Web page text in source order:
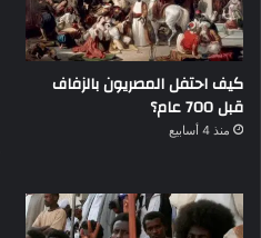
كيف احتفل المصريون بالزفاف
قبل 700 عام؟
منذ 4 أسابيع